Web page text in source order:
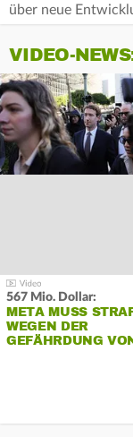
über neue
VIDEO-
567 Mio. Dollar:
META MUSS
WEGEN DER
GEFÄHRDUNG